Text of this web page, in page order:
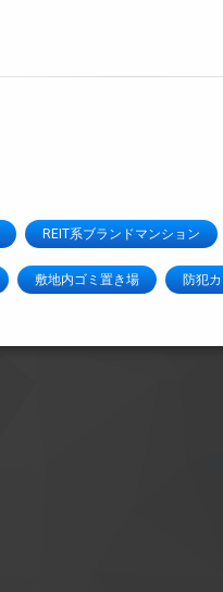
REIT系ブランドマンション
敷地内ゴミ置き場 防犯